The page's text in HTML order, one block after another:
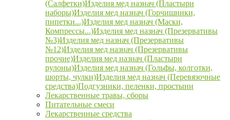
(Салфетки)Изделия мед назнач (Пластыри
наборы)Изделия мед назнач (Горчишники,
пипетки...)Изделия мед назнач (Маски,
Компрессы...)Изделия мед назнач (Презервативы
№3)Изделия мед назнач (Презервативы
№12)Изделия мед назнач (Презервативы
прочие)Изделия мед назнач (Пластыри
рулоны)Изделия мед назнач (Гольфы, колготки,
шорты, чулки)Изделия мед назнач (Перевязочные
средства)Подгузники, пеленки, простыни
Лекарственные травы, сборы
Питательные смеси
Лекарственные средства